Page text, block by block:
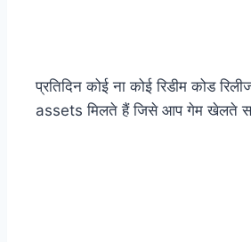
प्रतिदिन कोई ना कोई रिडीम कोड
assets मिलते हैं जिसे आप गेम खेलते